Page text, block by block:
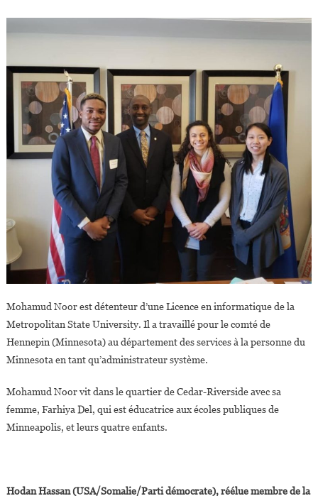
Mohamud Noor est détenteur d’une Licence en informatique de la
Metropolitan State University. Il a travaillé pour le comté de
Hennepin (Minnesota) au département des services à la personne du
Minnesota en tant qu’administrateur système.
Mohamud Noor vit dans le quartier de Cedar-Riverside avec sa
femme, Farhiya Del, qui est éducatrice aux écoles publiques de
Minneapolis, et leurs quatre enfants.
Hodan Hassan (USA/Somalie/Parti démocrate), réélue membre de la